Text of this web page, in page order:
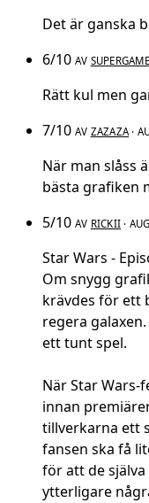
Det är ganska
6/10 AV
Rätt kul men
7/10 AV ZAZAZA·
När man slåss
bästa grafiken
5/10 AV RICKII ·
Star Wars -
Om snygg
krävdes för ett
regera
ett tunt spel.
När Star Wars-
innan
tillverkarna ett
fansen ska få
för att de
ytterligare